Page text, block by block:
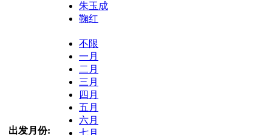
朱玉成
鞠红
出发月份:
不限
一月
二月
三月
四月
五月
六月
七月